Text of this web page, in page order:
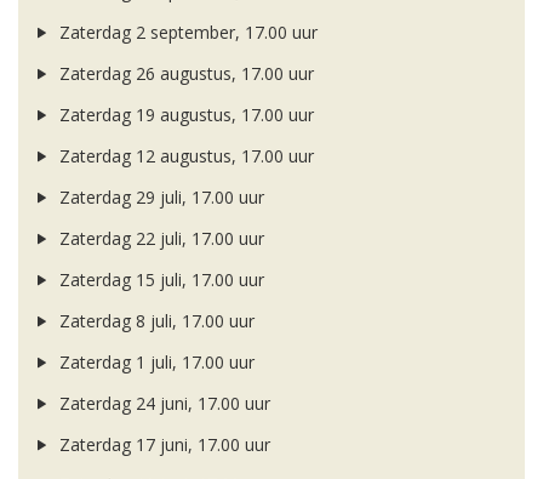
Zaterdag 2 september, 17.00 uur
Zaterdag 26 augustus, 17.00 uur
Zaterdag 19 augustus, 17.00 uur
Zaterdag 12 augustus, 17.00 uur
Zaterdag 29 juli, 17.00 uur
Zaterdag 22 juli, 17.00 uur
Zaterdag 15 juli, 17.00 uur
Zaterdag 8 juli, 17.00 uur
Zaterdag 1 juli, 17.00 uur
Zaterdag 24 juni, 17.00 uur
Zaterdag 17 juni, 17.00 uur